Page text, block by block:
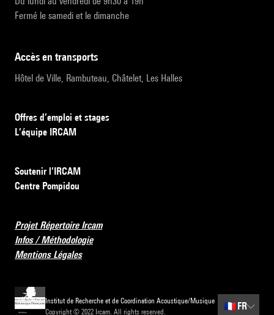
Fermé le samedi et le dimanche
accès en transports
Hôtel de Ville, Rambuteau, Châtelet, Les Halles
Offres d’emploi et stages
L’équipe IRCAM
Soutenir l’IRCAM
Centre Pompidou
Projet Répertoire Ircam
Infos / Méthodologie
Mentions Légales
Institut de Recherche et de Coordination Acoustique/Musique
Copyright © 2022 Ircam. All rights reserved.
🇫🇷 FR